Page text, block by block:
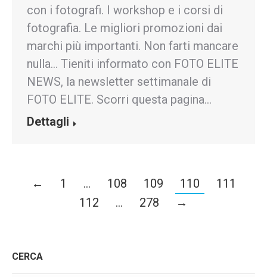
con i fotografi. I workshop e i corsi di
fotografia. Le migliori promozioni dai
marchi più importanti. Non farti mancare
nulla… Tieniti informato con FOTO ELITE
NEWS, la newsletter settimanale di
FOTO ELITE. Scorri questa pagina…
Dettagli
← 1 … 108 109 110
111
112
… 278 →
CERCA